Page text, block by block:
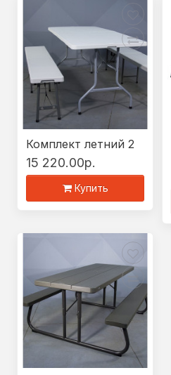
Комплект летний 2
15 220.00р.
Купить